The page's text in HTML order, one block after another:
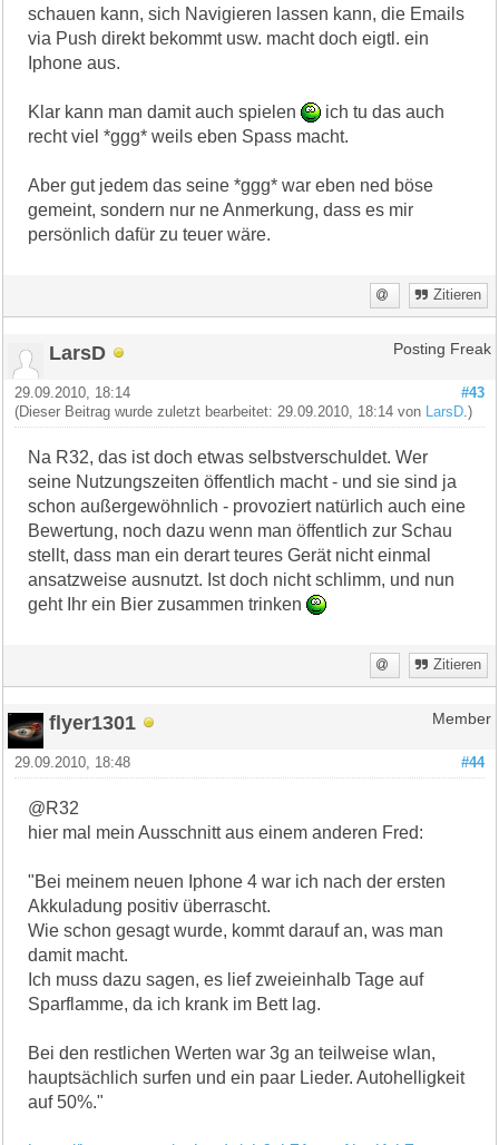
schauen kann, sich Navigieren lassen kann, die Emails
via Push direkt bekommt usw. macht doch eigtl. ein
Iphone aus.
Klar kann man damit auch spielen
ich tu das auch
recht viel *ggg* weils eben Spass macht.
Aber gut jedem das seine *ggg* war eben ned böse
gemeint, sondern nur ne Anmerkung, dass es mir
persönlich dafür zu teuer wäre.
Zitieren
LarsD Posting Freak
#43
29.09.2010, 18:14
(Dieser Beitrag wurde zuletzt bearbeitet: 29.09.2010, 18:14 von
LarsD .)
Na R32, das ist doch etwas selbstverschuldet. Wer
seine Nutzungszeiten öffentlich macht - und sie sind ja
schon außergewöhnlich - provoziert natürlich auch eine
Bewertung, noch dazu wenn man öffentlich zur Schau
stellt, dass man ein derart teures Gerät nicht einmal
ansatzweise ausnutzt. Ist doch nicht schlimm, und nun
geht Ihr ein Bier zusammen trinken
Zitieren
flyer1301 Member
#44
29.09.2010, 18:48
@R32
hier mal mein Ausschnitt aus einem anderen Fred:
"Bei meinem neuen Iphone 4 war ich nach der ersten
Akkuladung positiv überrascht.
Wie schon gesagt wurde, kommt darauf an, was man
damit macht.
Ich muss dazu sagen, es lief zweieinhalb Tage auf
Sparflamme, da ich krank im Bett lag.
Bei den restlichen Werten war 3g an teilweise wlan,
hauptsächlich surfen und ein paar Lieder. Autohelligkeit
auf 50%."